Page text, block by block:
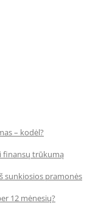
– kodėl?
finansų trūkumą
sunkiosios pramonės
12 mėnesių?